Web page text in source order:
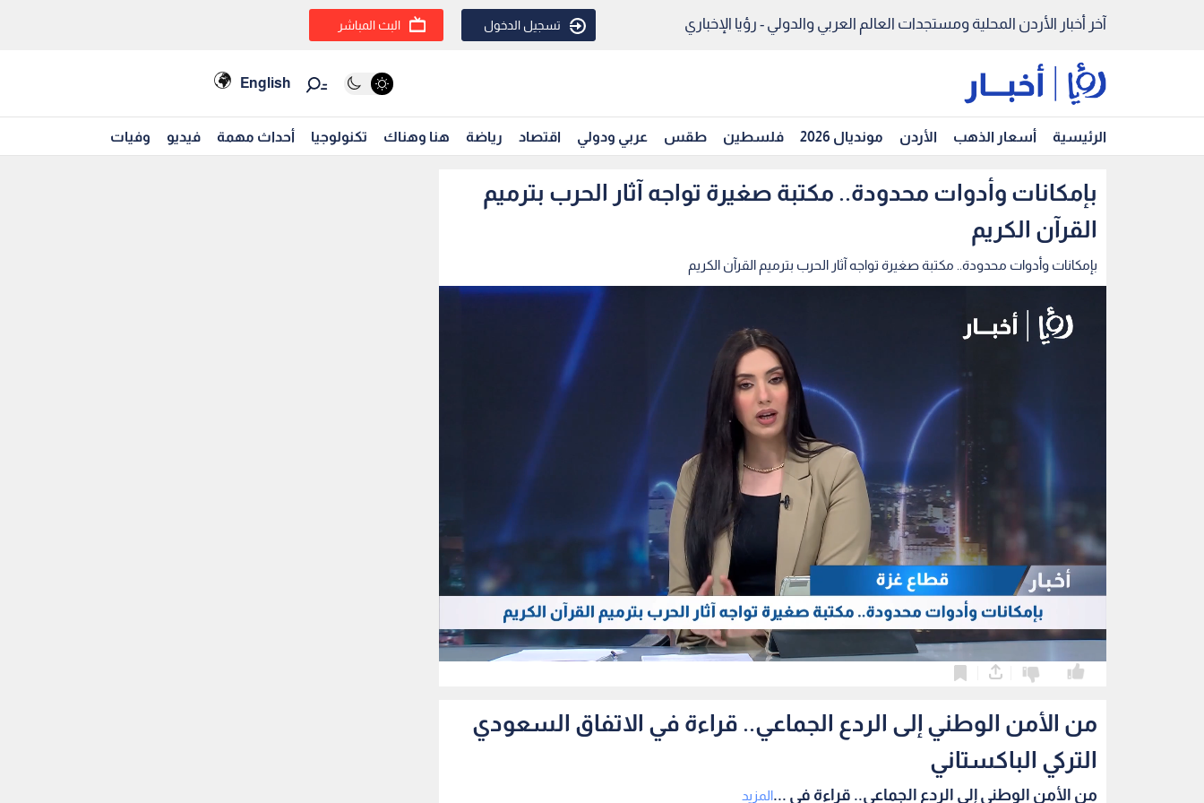
آخر أخبار الأردن المحلية ومستجدات العالم العربي والدولي - رؤيا الإخباري تسجيل الدخول البث المباشر
English
الرئيسية أسعار الذهب الأردن مونديال 2026 فلسطين طقس عربي ودولي اقتصاد رياضة هنا وهناك تكنولوجيا أحداث مهمة فيديو وفيات
بإمكانات وأدوات محدودة.. مكتبة صغيرة تواجه آثار الحرب بترميم
القرآن الكريم
بإمكانات وأدوات محدودة.. مكتبة صغيرة تواجه آثار الحرب بترميم القرآن الكريم
من الأمن الوطني إلى الردع الجماعي.. قراءة في الاتفاق السعودي
التركي الباكستاني
من الأمن الوطني إلى الردع الجماعي.. قراءة في ...المزيد